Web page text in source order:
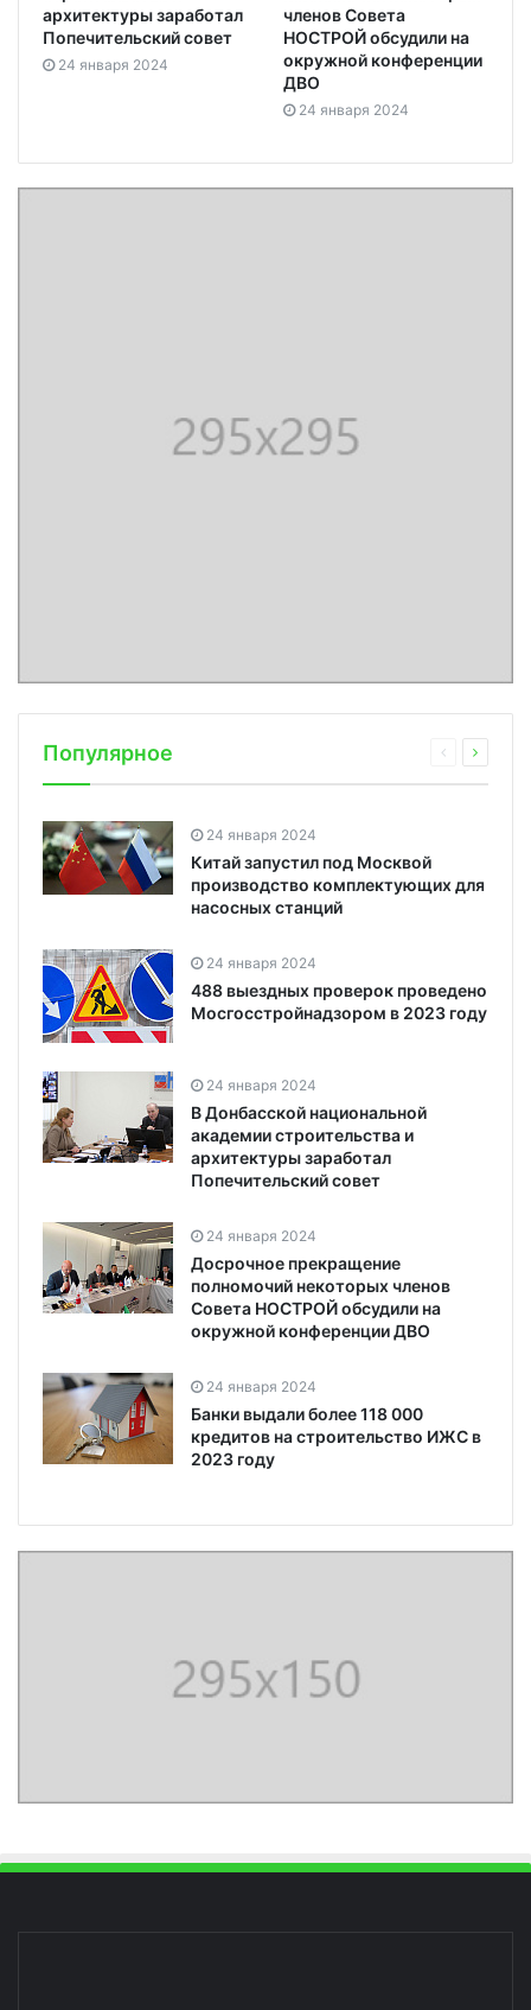
архитектуры заработал
Попечительский совет
24 января 2024
членов Совета
НОСТРОЙ обсудили на
окружной конференции
ДВО
24 января 2024
Популярное
24 января 2024
Китай запустил под Москвой
производство комплектующих для
насосных станций
24 января 2024
488 выездных проверок проведено
Мосгосстройнадзором в 2023 году
24 января 2024
В Донбасской национальной
академии строительства и
архитектуры заработал
Попечительский совет
24 января 2024
Досрочное прекращение
полномочий некоторых членов
Совета НОСТРОЙ обсудили на
окружной конференции ДВО
24 января 2024
Банки выдали более 118 000
кредитов на строительство ИЖС в
2023 году